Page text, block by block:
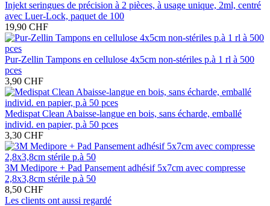
Injekt seringues de précision à 2 pièces, à usage unique, 2ml, centré
avec Luer-Lock, paquet de 100
19,90 CHF
Pur-Zellin Tampons en cellulose 4x5cm non-stériles p.à 1 rl à 500
pces
3,90 CHF
Medispat Clean Abaisse-langue en bois, sans écharde, emballé
individ. en papier, p.à 50 pces
3,30 CHF
3M Medipore + Pad Pansement adhésif 5x7cm avec compresse
2,8x3,8cm stérile p.à 50
8,50 CHF
Les clients ont aussi regardé